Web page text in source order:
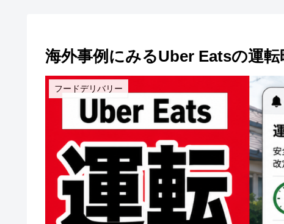
海外事例にみるUber Eatsの運
フードデリバリー